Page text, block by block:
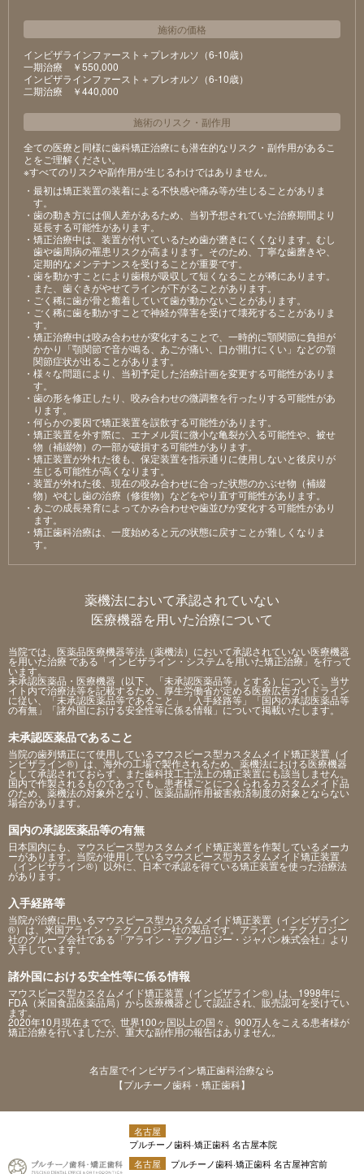
施術の価格
インビザラインファースト＋プレオルソ（6-10歳）
⼀期治療 ￥550,000
インビザラインファースト＋プレオルソ（6-10歳）
⼆期治療 ￥440,000
施術のリスク ・ 副作用
全ての医療と同様に歯科矯正治療にも潜在的なリスク・副作用があるこ
とをご理解ください。
※すべてのリスクや副作用が生じるわけではありません。
・最初は矯正装置の装着による不快感や痛み等が⽣じることがありま
す。
・⻭の動き⽅には個⼈差があるため、当初予想されていた治療期間より
延⻑する可能性があります。
・矯正治療中は、装置が付いているため⻭が磨きにくくなります。むし
⻭や⻭周病の罹患リスクが⾼まります。そのため、丁寧な⻭磨きや、
定期的なメンテナンスを受けることが重要です。
・⻭を動かすことにより⻭根が吸収して短くなることが稀にあります。
また、⻭ぐきがやせてラインが下がることがあります。
・ごく稀に⻭が⾻と癒着していて⻭が動かないことがあります。
・ごく稀に⻭を動かすことで神経が障害を受けて壊死することがありま
す。
・矯正治療中は咬み合わせが変化することで、⼀時的に顎関節に負担が
かかり「顎関節で⾳が鳴る、あごが痛い、⼝が開けにくい」などの顎
関節症状が出ることがあります。
・様々な問題により、当初予定した治療計画を変更する可能性がありま
す。
・⻭の形を修正したり、咬み合わせの微調整を⾏ったりする可能性があ
ります。
・何らかの要因で矯正装置を誤飲する可能性があります。
・矯正装置を外す際に、エナメル質に微⼩な⻲裂が⼊る可能性や、被せ
物（補綴物）の⼀部が破損する可能性があります。
・矯正装置が外れた後も、保定装置を指⽰通りに使⽤しないと後戻りが
⽣じる可能性が⾼くなります。
・装置が外れた後、現在の咬み合わせに合った状態のかぶせ物（補綴
物）やむし⻭の治療（修復物）などをやり直す可能性があります。
・あごの成⻑発育によってかみ合わせや⻭並びが変化する可能性があり
ます。
・矯正⻭科治療は、⼀度始めると元の状態に戻すことが難しくなりま
す。
薬機法において承認されていない
医療機器を用いた治療について
当院では、医薬品医療機器等法（薬機法）において承認されていない医療機器
を用いた治療 である「インビザライン・システムを用いた矯正治療」を行って
います。
未承認医薬品・医療機器（以下、「未承認医薬品等」とする）について、当サ
イト内で治療法等を記載するため、厚生労働省が定める医療広告ガイドライン
に従い、「未承認医薬品等であること」「入手経路等」「国内の承認医薬品等
の有無」「諸外国における安全性等に係る情報」について掲載いたします。
未承認医薬品であること
当院の歯列矯正にて使用しているマウスピース型カスタムメイド矯正装置（イ
ンビザライン®）は、海外の工場で製作されるため、薬機法における医療機器
として承認されておらず、また歯科技工士法上の矯正装置にも該当しません。
国内で作製されるものであっても、患者様ごとにつくられるカスタムメイド品
のため、薬機法の対象外となり、医薬品副作用被害救済制度の対象とならない
場合があります。
国内の承認医薬品等の有無
日本国内にも、マウスピース型カスタムメイド矯正装置を作製しているメーカ
ーがあります。当院が使用しているマウスピース型カスタムメイド矯正装置
（インビザライン®）以外に、日本で承認を得ている矯正装置を使った治療法
があります。
入手経路等
当院が治療に用いるマウスピース型カスタムメイド矯正装置（インビザライン
®）は、米国アライン・テクノロジー社の製品です。アライン・テクノロジー
社のグループ会社である「アライン・テクノロジー・ジャパン株式会社」より
入手しています。
諸外国における安全性等に係る情報
マウスピース型カスタムメイド矯正装置（インビザライン®）は、1998年に
FDA（米国食品医薬品局）から医療機器として認証され、販売認可を受けてい
ます。
2020年10月現在までで、世界100ヶ国以上の国々、900万人をこえる患者様が
矯正治療を行いましたが、重大な副作用の報告はありません。
名古屋でインビザライン矯正歯科治療なら
【プルチーノ歯科・矯正歯科】
名古屋
プルチーノ歯科·矯正歯科 名古屋本院
名古屋
プルチーノ歯科·矯正歯科 名古屋神宮前